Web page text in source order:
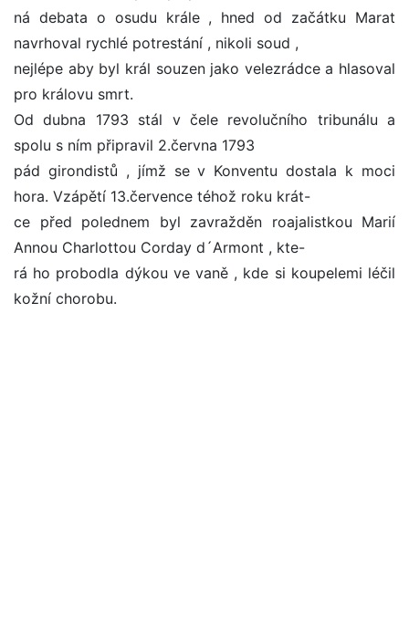
ná debata o osudu krále , hned od začátku Marat
navrhoval rychlé potrestání , nikoli soud ,
nejlépe aby byl král souzen jako velezrádce a hlasoval
pro královu smrt.
Od dubna 1793 stál v čele revolučního tribunálu a
spolu s ním připravil 2.června 1793
pád girondistů , jímž se v Konventu dostala k moci
hora. Vzápětí 13.července téhož roku krát-
ce před polednem byl zavražděn roajalistkou Marií
Annou Charlottou Corday d´Armont , kte-
rá ho probodla dýkou ve vaně , kde si koupelemi léčil
kožní chorobu.